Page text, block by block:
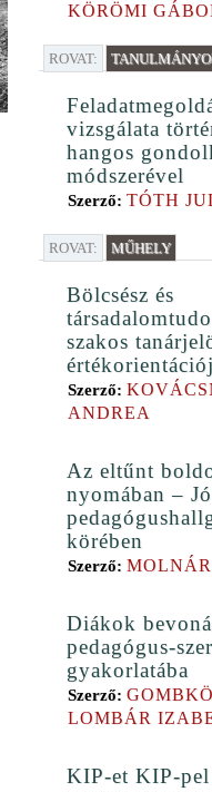
KÖRÖMI
ROVAT:
vizsgálata
hangos
módszerével
Szerző: TÓTH
ROVAT: MŰHELY
Bölcsész és
szakos
Szerző:
ANDREA
Az eltűnt
nyomában –
körében
Szerző:
Diákok
pedagógus-
gyakorlatába
Szerző:
LOMBÁR
KIP-et KIP-pel